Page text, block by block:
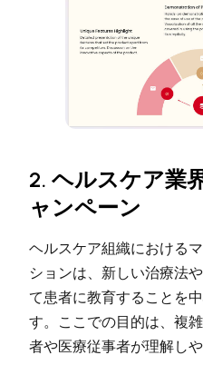
2. ヘルスケア業
ャンペーン
ヘルスケア組織における
ションは、新しい治療法
て患者に教育することを
す。ここでの目的は、複
者や医療従事者が理解し